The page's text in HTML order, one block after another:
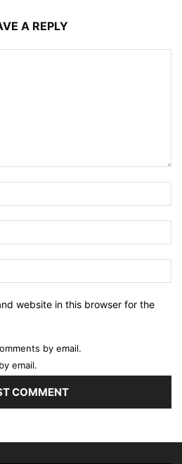
A REPLY
website in this browser for the
by email.
email.